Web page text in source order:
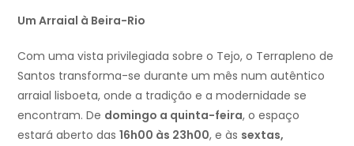
Um Arraial à Beira-Rio
Com uma vista privilegiada sobre o Tejo, o Terrapleno de
Santos transforma-se durante um mês num autêntico
arraial lisboeta, onde a tradição e a modernidade se
encontram. De domingo a quinta-feira, o espaço
estará aberto das 16h00 às 23h00, e às sextas,